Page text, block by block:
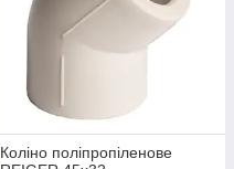
Коліно поліпропіленове